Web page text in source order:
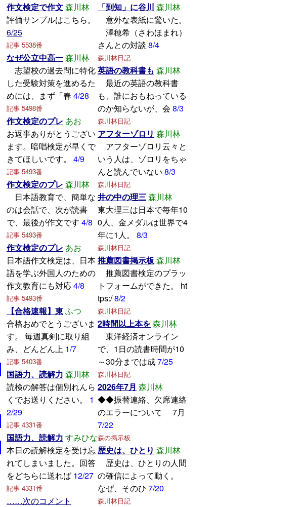
作文検定で作文森川林
評価サンプルはこちら。
6/25
記事 5538番
なぜ公立中高一森川林
志望校の過去問に特化
した受験対策を進めるた
めには、まず「春 4/28
記事 5498番
作文検定のプレ あお
お返事ありがとうござい
ます。暗唱検定が早くで
きてほしいです。
4/9
記事 5493番
作文検定のプレ 森川林
日本語教育で、簡単な
のは会話で、次が読書
で、最後が作文です 4/8
記事 5493番
作文検定のプレ あお
日本語作文検定は、日本
語を学ぶ外国人のための
作文教育にも対応4/8
記事 5493番
【合格速報】東ふつ
合格おめでとうございま
す。 毎週真剣に取り組
み、どんどん上 1/7
記事 5403番
国語力、読解力 森川林
読検の解答は個別れんら
くでお送りください。
1
2/29
記事 4331番
国語力、読解力 すみひな
本日の読解検定を受け忘
れてしまいました。回答
をどちらに送れば 12/27
記事 4331番
……次のコメント
「到知」に谷川 森川林
意外な表紙に驚いた。
澤穂希（さわほまれ）
さんとの対談 8/4
森川林日記
英語の教科書も 森川林
最近の英語の教科書
も、誰におもねっている
のか知らないが、会 8/3
森川林日記
アフターゾロリ 森川林
アフターゾロリ云々と
いう人は、ゾロリをちゃ
んと読んでいない 8/3
森川林日記
井の中の理三森川林
東大理三は日本で毎年10
0人、金メダルは世界で4
年に1人。 8/3
森川林日記
推薦図書掲示板森川林
推薦図書検定のプラッ
トフォームができた。 ht
tps:/8/2
森川林日記
2時間以上本を森川林
東洋経済オンライン
で、1日の読書時間が10
～30分までは成7/25
森川林日記
2026年7月 森川林
◆◆振替連絡、欠席連絡
のエラーについて 7月
7/22
森の掲示板
歴史は、ひとり 森川林
歴史は、ひとりの人間
の確信によって動く。
なぜ、そのひ 7/20
森川林日記